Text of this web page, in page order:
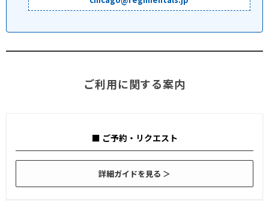
ご利用に関する案内
■ ご予約・リクエスト
詳細ガイドを見る ＞